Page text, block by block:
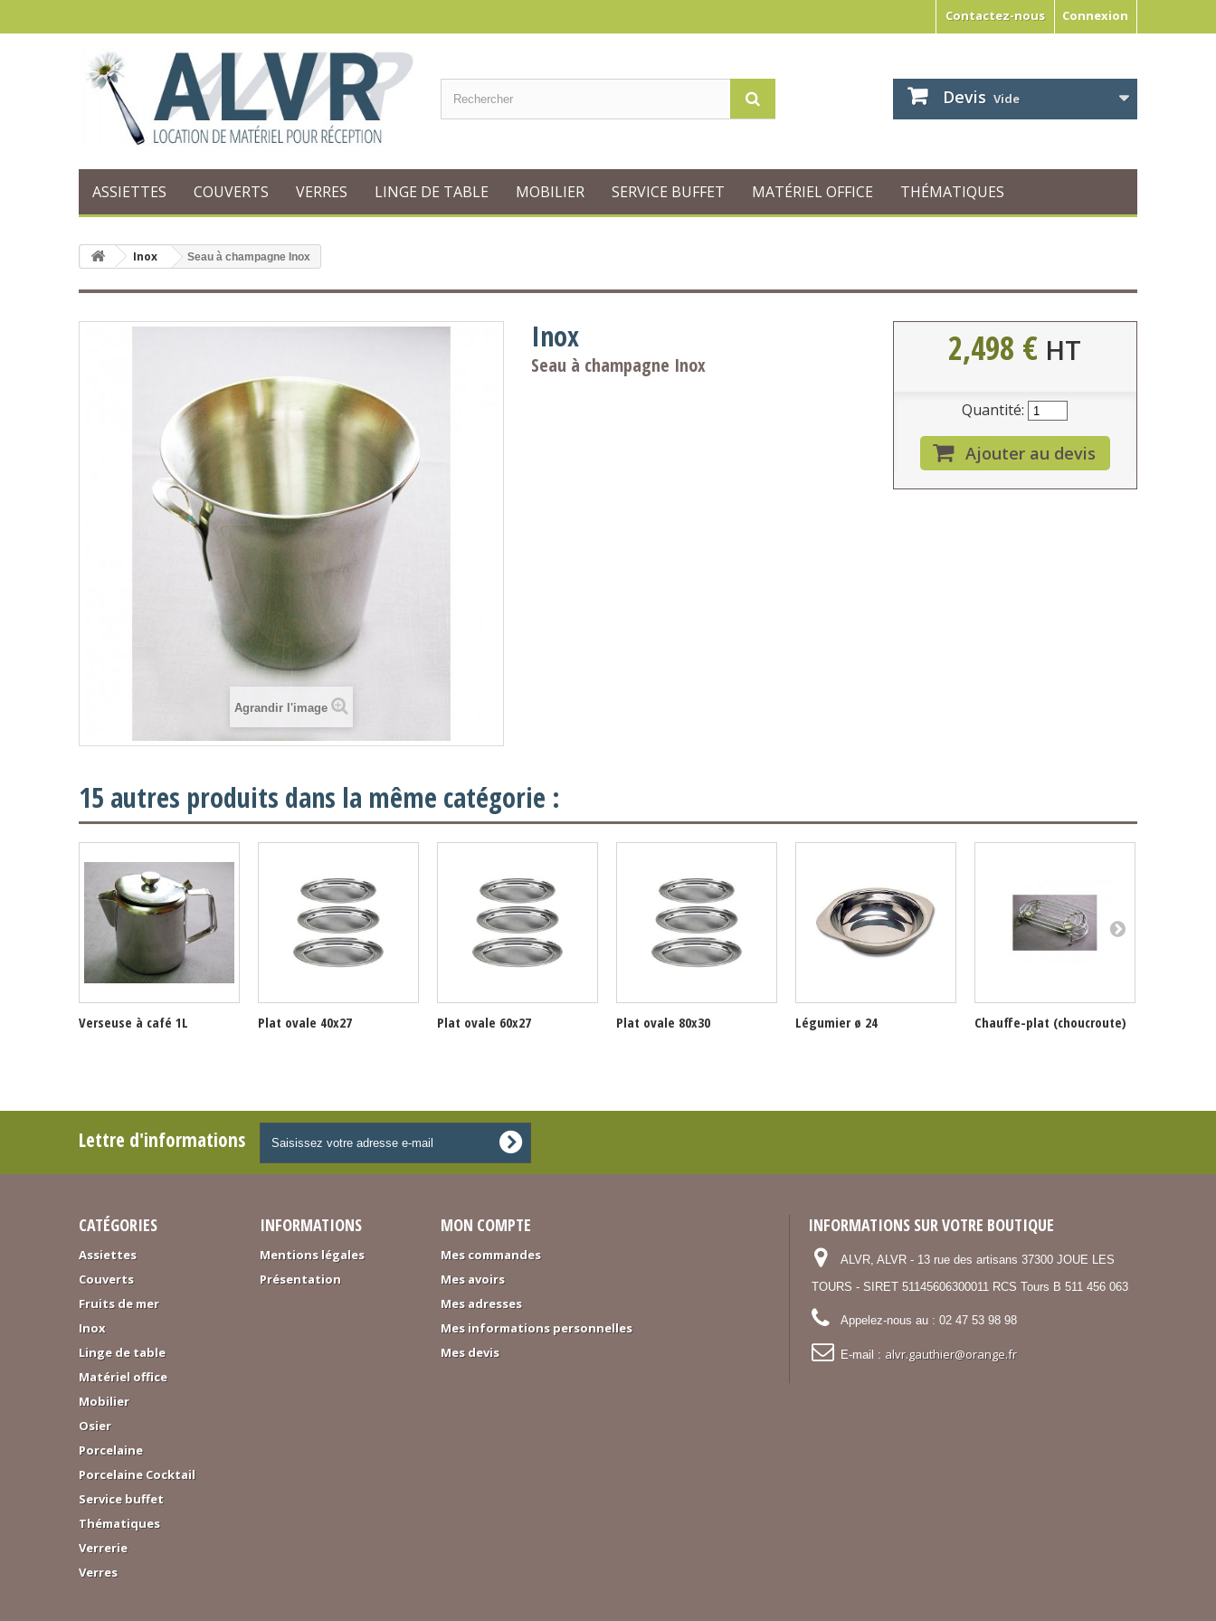
Connexion
Contactez-nous
Devis Vide
ASSIETTES COUVERTS VERRES LINGE DE TABLE MOBILIER SERVICE BUFFET MATÉRIEL OFFICE THÉMATIQUES
Inox Seau à champagne Inox
Agrandir l'image
Inox
Seau à champagne Inox 2,498 € HT
Quantité:
Ajouter au devis
15 autres produits dans la même catégorie :
Verseuse à café 1L Plat ovale 40x27 Plat ovale 60x27 Plat ovale 80x30 Légumier ø 24 Chauffe-plat (choucroute)
Lettre d'informations
CATÉGORIES
Assiettes
Couverts
Fruits de mer
Inox
Linge de table
Matériel office
Mobilier
Osier
Porcelaine
Porcelaine Cocktail
Service buffet
Thématiques
Verrerie
Verres
INFORMATIONS
Mentions légales
Présentation
MON COMPTE
Mes commandes
Mes avoirs
Mes adresses
Mes informations personnelles
Mes devis
INFORMATIONS SUR VOTRE BOUTIQUE
ALVR, ALVR - 13 rue des artisans 37300 JOUE LES
TOURS - SIRET 51145606300011 RCS Tours B 511 456 063
Appelez-nous au : 02 47 53 98 98
E-mail : alvr.gauthier@orange.fr